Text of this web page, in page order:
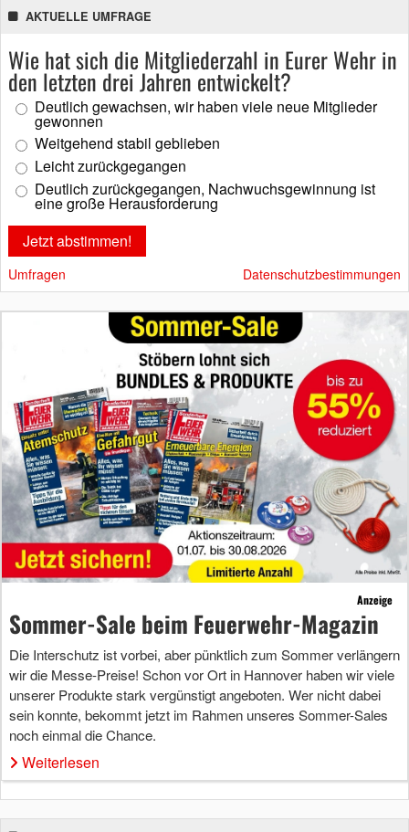
AKTUELLE UMFRAGE
Wie hat sich die Mitgliederzahl in Eurer Wehr in
den letzten drei Jahren entwickelt?
Deutlich gewachsen, wir haben viele neue Mitglieder
gewonnen
Weitgehend stabil geblieben
Leicht zurückgegangen
Deutlich zurückgegangen, Nachwuchsgewinnung ist
eine große Herausforderung
Umfragen Datenschutzbestimmungen
Anzeige
Sommer-Sale beim Feuerwehr-Magazin
Die Interschutz ist vorbei, aber pünktlich zum Sommer verlängern
wir die Messe-Preise! Schon vor Ort in Hannover haben wir viele
unserer Produkte stark vergünstigt angeboten. Wer nicht dabei
sein konnte, bekommt jetzt im Rahmen unseres Sommer-Sales
noch einmal die Chance.
Weiterlesen